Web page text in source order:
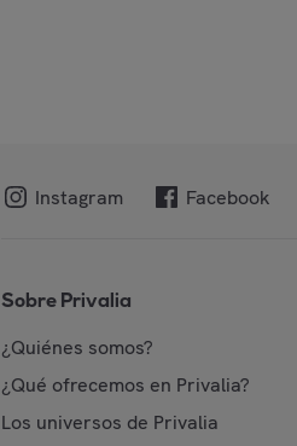
Instagram Facebook
Sobre Privalia
¿Quiénes somos?
¿Qué ofrecemos en Privalia?
Los universos de Privalia